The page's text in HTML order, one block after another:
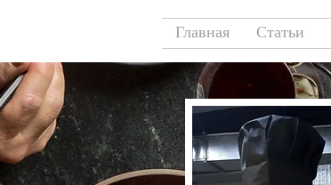
Главная Статьи